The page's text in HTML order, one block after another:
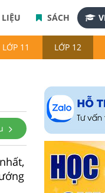
SÁCH
LỚP 11 LỚP 12